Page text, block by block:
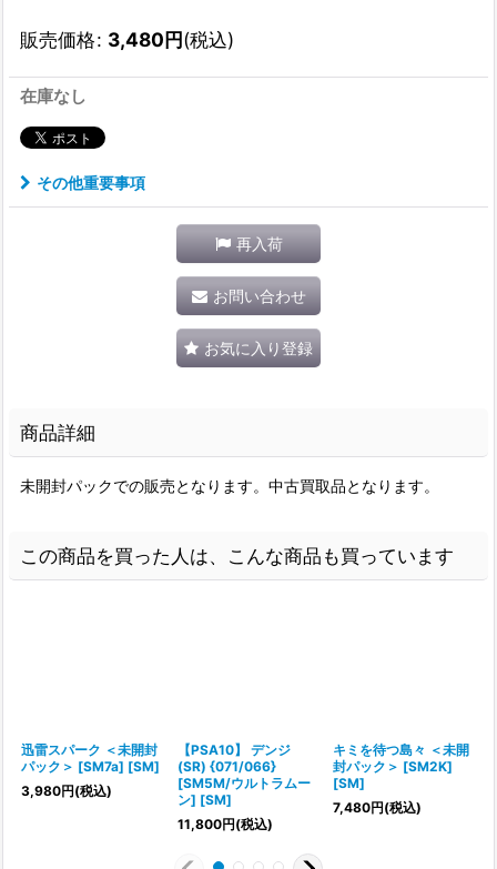
販売価格: 3,480円(税込)
在庫なし
その他重要事項
再入荷
お問い合わせ
お気に入り登録
商品詳細
未開封パックでの販売となります。中古買取品となります。
この商品を買った人は、こんな商品も買っています
迅雷スパーク ＜未開封
パック＞ [SM7a] [SM]
3,980円(税込)
【PSA10】 デンジ
(SR) {071/066}
[SM5M/ウルトラムー
ン] [SM]
11,800円(税込)
キミを待つ島々 ＜未開
封パック＞ [SM2K]
[SM]
7,480円(税込)